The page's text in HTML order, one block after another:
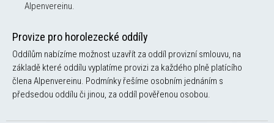
Alpenvereinu.
Provize pro horolezecké oddíly
Oddílům nabízíme možnost uzavřít za oddíl provizní smlouvu, na
základě které oddílu vyplatíme provizi za každého plně platícího
člena Alpenvereinu. Podmínky řešíme osobním jednáním s
předsedou oddílu či jinou, za oddíl pověřenou osobou.